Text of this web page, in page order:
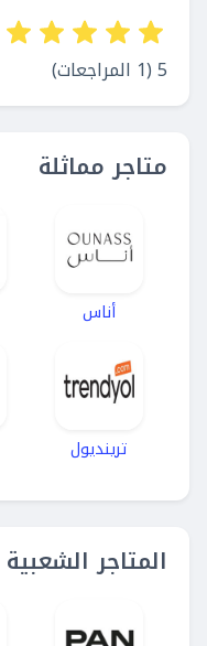
5 (1 المراجعات)
متاجر مماثلة
أناس
ترينديول
المتاجر الشعبية